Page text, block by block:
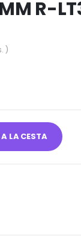
R-
)
LA CESTA